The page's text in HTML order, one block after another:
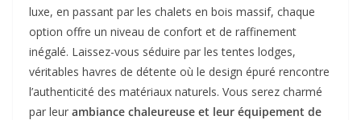
luxe, en passant par les chalets en bois massif, chaque
option offre un niveau de confort et de raffinement
inégalé. Laissez-vous séduire par les tentes lodges,
véritables havres de détente où le design épuré rencontre
l’authenticité des matériaux naturels. Vous serez charmé
par leur ambiance chaleureuse et leur équipement de